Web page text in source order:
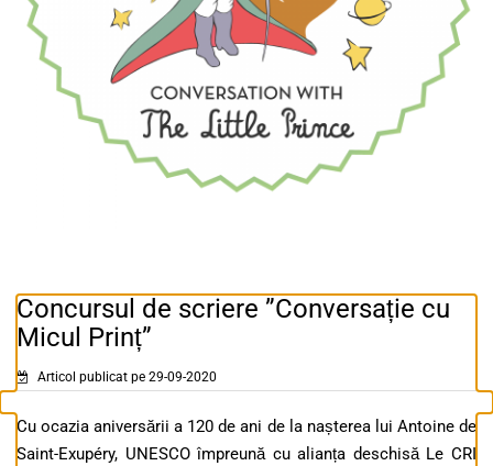
Concursul de scriere ”Conversație cu
Micul Prinț”
Articol publicat pe 29-09-2020
Cu ocazia aniversării a 120 de ani de la nașterea lui Antoine de
Saint-Exupéry, UNESCO împreună cu alianța deschisă Le CRI